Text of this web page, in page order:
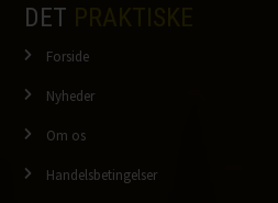
DET
Forside
Nyheder
Om os
Handelsbetingelser